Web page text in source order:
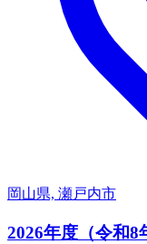
岡山県, 瀬戸内市
2026年度（令和8